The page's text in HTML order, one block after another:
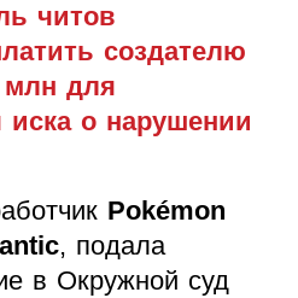
читов
создателю
млн для
иска о нарушении
Pokémon
, подала
в Окружной суд